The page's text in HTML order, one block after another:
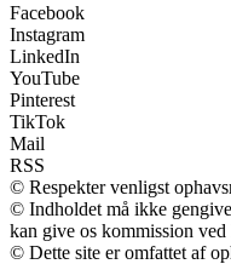
Facebook
Instagram
LinkedIn
YouTube
Pinterest
TikTok
Mail
RSS
© Respekter venligst
© Indholdet må ikke
kan give os kommission ved
© Dette site er omfattet af